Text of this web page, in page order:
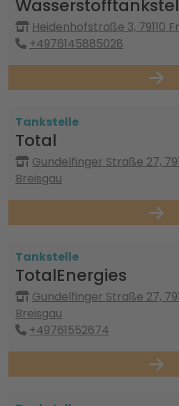
Heidenhofstraße 3, 79110
+4976145885028
Tankstelle
Total
Gundelfinger Straße 27,
Breisgau
Tankstelle
TotalEnergies
Gundelfinger Straße 27,
Breisgau
+49761552674